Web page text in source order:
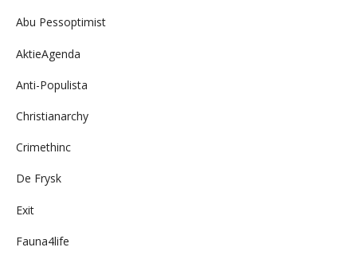
Abu Pessoptimist
AktieAgenda
Anti-Populista
Christianarchy
Crimethinc
De Frysk
Exit
Fauna4life